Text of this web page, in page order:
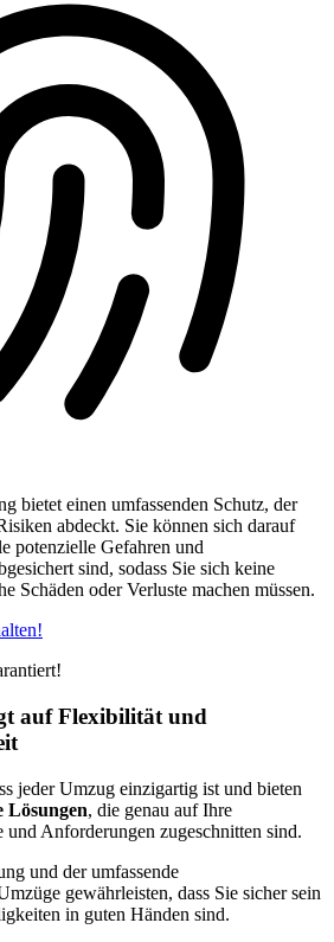
bietet einen umfassenden Schutz, der
abdeckt. Sie können sich darauf
potenzielle Gefahren und
sind, sodass Sie sich keine
Schäden oder Verluste machen müssen.
auf Flexibilität und
jeder Umzug einzigartig ist und bieten
Lösungen, die genau auf Ihre
Anforderungen zugeschnitten sind.
und der umfassende
gewährleisten, dass Sie sicher sein
in guten Händen sind.